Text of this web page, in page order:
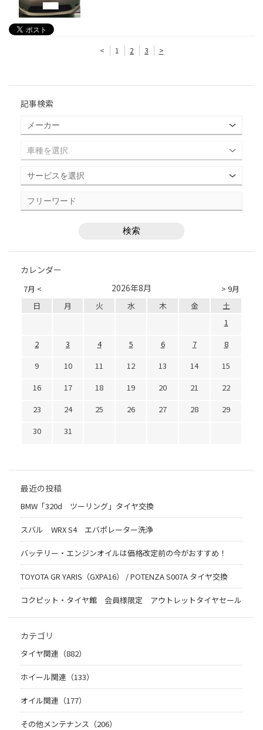
< 1 2 3 >
記事検索
カレンダー
7月 < > 9月
2026年8月
日 月 火 水 木 金
土
1
2
3 4 5 6 7
8
9
10 11 12 13 14
15
16
17 18 19 20 21
22
23
24 25 26 27 28
29
30
31
最近の投稿
BMW「320d ツーリング」タイヤ交換
スバル WRX S4 エバポレーター洗浄
バッテリー・エンジンオイルは価格改定前の今がおすすめ！
TOYOTA GR YARIS（GXPA16） / POTENZA S007A タイヤ交換
コクピット・タイヤ館 会員様限定 アウトレットタイヤセール
カテゴリ
タイヤ関連（882）
ホイール関連（133）
オイル関連（177）
その他メンテナンス（206）